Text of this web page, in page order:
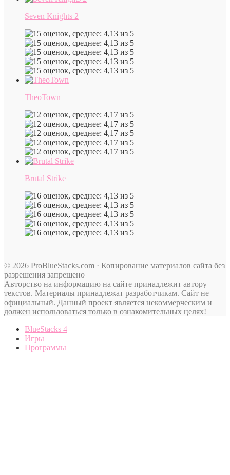
Seven Knights 2
TheoTown
Brutal Strike
© 2026 ProBlueStacks.com · Копирование материалов сайта без
разрешения запрещено
Авторство на информацию на сайте принадлежит автору
текстов. Материалы принадлежат разработчикам. Сайт не
официальный. Данный проект является некоммерческим и
должен использоваться только в ознакомительных целях!
BlueStacks 4
Игры
Программы